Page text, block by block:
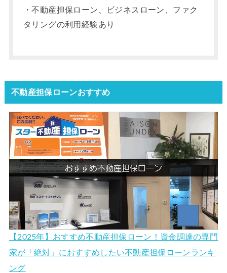
・不動産担保ローン、ビジネスローン、ファク
タリングの利用経験あり
不動産担保ローンおすすめ
【2025年】おすすめ不動産担保ローン！資金調達の専門
家が「絶対」におすすめしたい不動産担保ローンランキ
ング